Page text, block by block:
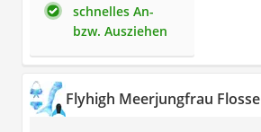
schnelles An-
bzw. Ausziehen
Flyhigh Meerjungfrau Flosse